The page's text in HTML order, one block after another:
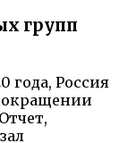
групп
года, Россия